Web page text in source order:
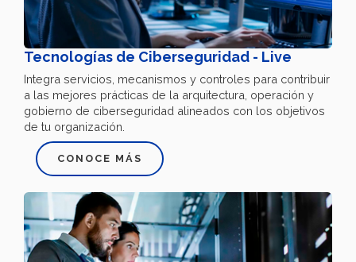
Tecnologías de Ciberseguridad - Live
Integra servicios, mecanismos y controles para contribuir
a las mejores prácticas de la arquitectura, operación y
gobierno de ciberseguridad alineados con los objetivos
de tu organización.
CONOCE MÁS